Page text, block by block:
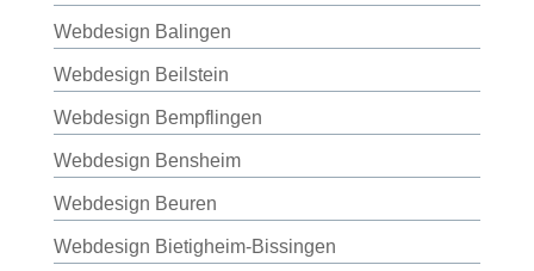
Webdesign Balingen
Webdesign Beilstein
Webdesign Bempflingen
Webdesign Bensheim
Webdesign Beuren
Webdesign Bietigheim-Bissingen